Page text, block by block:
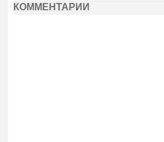
КОММЕНТАРИИ